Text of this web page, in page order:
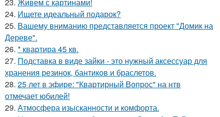
24. Ищете идеальный подарок?
25. Вашему вниманию представляется проект "Домик на
Дереве".
26. * квартира 45 кв.
27. Подставка в виде зайки - это нужный аксессуар для
хранения резинок, бантиков и браслетов.
28. 25 лет в эфире: "Квартирный Вопрос" на нтв
отмечает юбилей!
29. Атмосфера изысканности и комфорта.